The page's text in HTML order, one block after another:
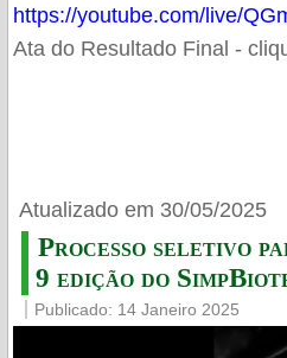
https://youtube.com/live/
Ata do Resultado Final -
Atualizado em 30/05/2025
Processo seletivo
9 edição do
Publicado: 14 Janeiro 2025